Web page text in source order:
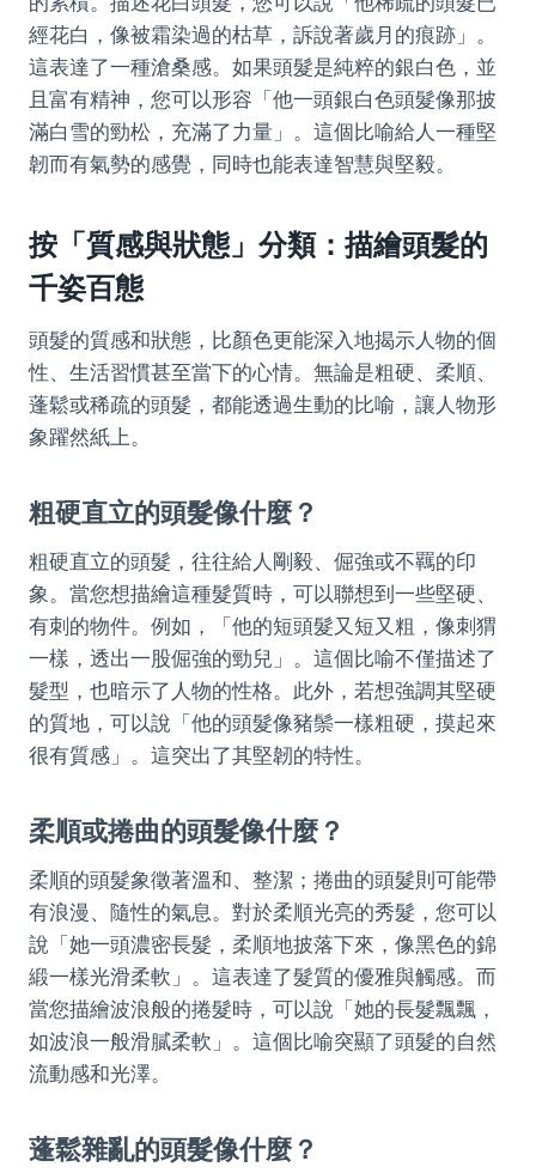
經花白，像被霜染過的枯草，訴說著歲月的痕跡」。
這表達了一種滄桑感。如果頭髮是純粹的銀白色，並
且富有精神，您可以形容「他一頭銀白色頭髮像那披
滿白雪的勁松，充滿了力量」。這個比喻給人一種堅
韌而有氣勢的感覺，同時也能表達智慧與堅毅。
按「質感與狀態」分類：描繪頭髮的
千姿百態
頭髮的質感和狀態，比顏色更能深入地揭示人物的個
性、生活習慣甚至當下的心情。無論是粗硬、柔順、
蓬鬆或稀疏的頭髮，都能透過生動的比喻，讓人物形
象躍然紙上。
粗硬直立的頭髮像什麼？
粗硬直立的頭髮，往往給人剛毅、倔強或不羈的印
象。當您想描繪這種髮質時，可以聯想到一些堅硬、
有刺的物件。例如，「他的短頭髮又短又粗，像刺猬
一樣，透出一股倔強的勁兒」。這個比喻不僅描述了
髮型，也暗示了人物的性格。此外，若想強調其堅硬
的質地，可以說「他的頭髮像豬鬃一樣粗硬，摸起來
很有質感」。這突出了其堅韌的特性。
柔順或捲曲的頭髮像什麼？
柔順的頭髮象徵著溫和、整潔；捲曲的頭髮則可能帶
有浪漫、隨性的氣息。對於柔順光亮的秀髮，您可以
說「她一頭濃密長髮，柔順地披落下來，像黑色的錦
緞一樣光滑柔軟」。這表達了髮質的優雅與觸感。而
當您描繪波浪般的捲髮時，可以說「她的長髮飄飄，
如波浪一般滑膩柔軟」。這個比喻突顯了頭髮的自然
流動感和光澤。
蓬鬆雜亂的頭髮像什麼？